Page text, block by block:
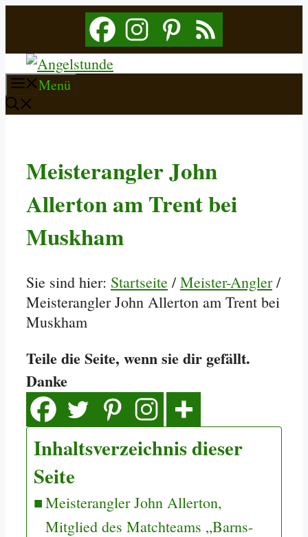
springen
Menü
Meisterangler John
Allerton am Trent bei
Muskham
Sie sind hier: Startseite /Meister-Angler/
Meisterangler John Allerton am Trent bei
Muskham
Teile die Seite, wenn sie dir gefällt.
Danke
Inhaltsverzeichnis dieser
Seite
Meisterangler John Allerton,
Mitglied des Matchteams „Barns-